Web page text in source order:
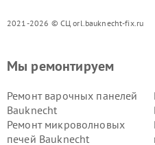
2021-2026 © СЦ orl.bauknecht-fix.ru
Мы ремонтируем
Ремонт варочных панелей
Bauknecht
Ремонт микроволновых
печей Bauknecht